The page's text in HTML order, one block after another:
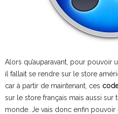
Alors qu’auparavant, pour pouvoir
il fallait se rendre sur le store
car à partir de maintenant, ces
sur le store français mais aussi sur
monde. Je vais donc enfin pouvoir